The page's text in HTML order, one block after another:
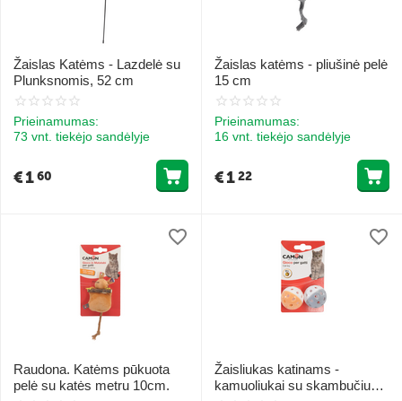
Žaislas Katėms - Lazdelė su
Plunksnomis, 52 cm
Prieinamumas:
73 vnt. tiekėjo sandėlyje
€160
Žaislas katėms - pliušinė pelė
15 cm
Prieinamumas:
16 vnt. tiekėjo sandėlyje
€122
Raudona. Katėms pūkuota
pelė su katės metru 10cm.
Žaisliukas katinams -
kamuoliukai su skambučiu